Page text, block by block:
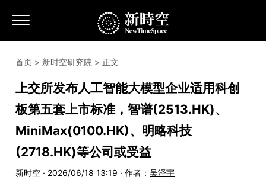
首页 > 新时空研究院 > 正文
上交所发布人工智能大模型企业适用科创
板第五套上市标准，智谱(2513.HK)、
MiniMax(0100.HK)、明略科技
(2718.HK)等公司或受益
新时空 · 2026/06/18 13:19 · 作者： 吴泽宇